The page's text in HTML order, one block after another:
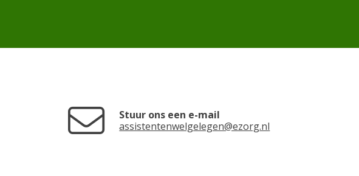
Stuur ons een e-mail
assistentenwelgelegen@ezorg.nl